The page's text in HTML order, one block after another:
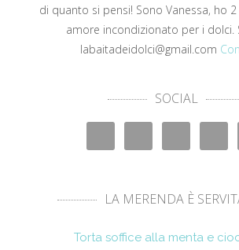
di quanto si pensi! Sono Vanessa, ho
amore incondizionato per i dolci.
labaitadeidolci@gmail.com
SOCIAL
LA MERENDA È
Torta soffice alla menta e